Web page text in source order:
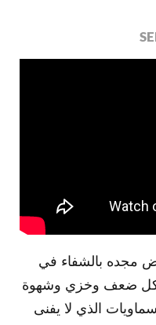
مجده بالشفاء في
ضعف وخزي وشهوة
الذي لا يفنى